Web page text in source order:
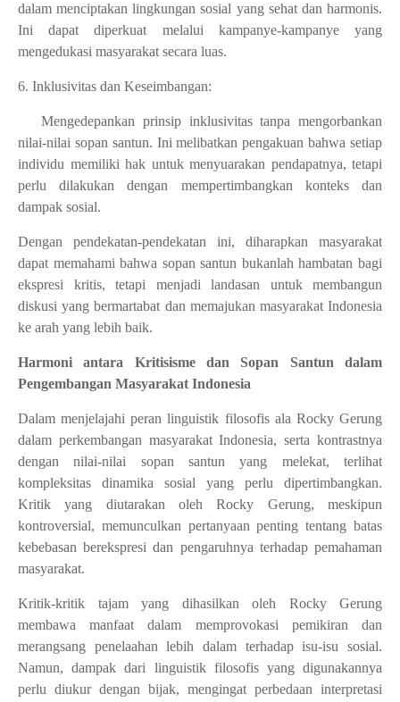
dalam menciptakan lingkungan sosial yang sehat dan harmonis.
Ini dapat diperkuat melalui kampanye-kampanye yang
mengedukasi masyarakat secara luas.
6. Inklusivitas dan Keseimbangan:
Mengedepankan prinsip inklusivitas tanpa mengorbankan
nilai-nilai sopan santun. Ini melibatkan pengakuan bahwa setiap
individu memiliki hak untuk menyuarakan pendapatnya, tetapi
perlu dilakukan dengan mempertimbangkan konteks dan
dampak sosial.
Dengan pendekatan-pendekatan ini, diharapkan masyarakat
dapat memahami bahwa sopan santun bukanlah hambatan bagi
ekspresi kritis, tetapi menjadi landasan untuk membangun
diskusi yang bermartabat dan memajukan masyarakat Indonesia
ke arah yang lebih baik.
Harmoni antara Kritisisme dan Sopan Santun dalam
Pengembangan Masyarakat Indonesia
Dalam menjelajahi peran linguistik filosofis ala Rocky Gerung
dalam perkembangan masyarakat Indonesia, serta kontrastnya
dengan nilai-nilai sopan santun yang melekat, terlihat
kompleksitas dinamika sosial yang perlu dipertimbangkan.
Kritik yang diutarakan oleh Rocky Gerung, meskipun
kontroversial, memunculkan pertanyaan penting tentang batas
kebebasan berekspresi dan pengaruhnya terhadap pemahaman
masyarakat.
Kritik-kritik tajam yang dihasilkan oleh Rocky Gerung
membawa manfaat dalam memprovokasi pemikiran dan
merangsang penelaahan lebih dalam terhadap isu-isu sosial.
Namun, dampak dari linguistik filosofis yang digunakannya
perlu diukur dengan bijak, mengingat perbedaan interpretasi